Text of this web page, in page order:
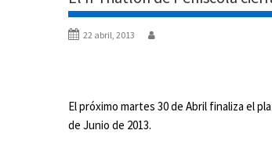
22 abril, 2013
El próximo martes 30 de Abril finaliza el
de Junio de 2013.